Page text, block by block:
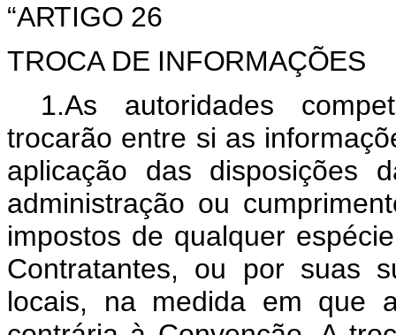
“ARTIGO 26
TROCA DE INFORMAÇÕES
1.As autoridades
trocarão entre si as
aplicação das disposições
administração ou
impostos de qualquer
Contratantes, ou por suas
locais, na medida em que